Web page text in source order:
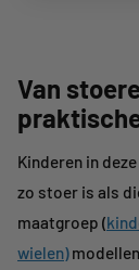
Van
Kinderen in
zo stoer is als
maatgroep (
wielen)